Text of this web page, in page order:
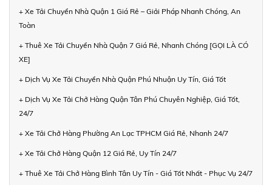
+ Xe Tải Chuyển Nhà Quận 1 Giá Rẻ – Giải Pháp Nhanh Chóng, An
Toàn
+ Thuê Xe Tải Chuyển Nhà Quận 7 Giá Rẻ, Nhanh Chóng [GỌI LÀ CÓ
XE]
+ Dịch Vụ Xe Tải Chuyển Nhà Quận Phú Nhuận Uy Tín, Giá Tốt
+ Dịch Vụ Xe Tải Chở Hàng Quận Tân Phú Chuyên Nghiệp, Giá Tốt,
24/7
+ Xe Tải Chở Hàng Phường An Lạc TPHCM Giá Rẻ, Nhanh 24/7
+ Xe Tải Chở Hàng Quận 12 Giá Rẻ, Uy Tín 24/7
+ Thuê Xe Tải Chở Hàng Bình Tân Uy Tín - Giá Tốt Nhất - Phục Vụ 24/7